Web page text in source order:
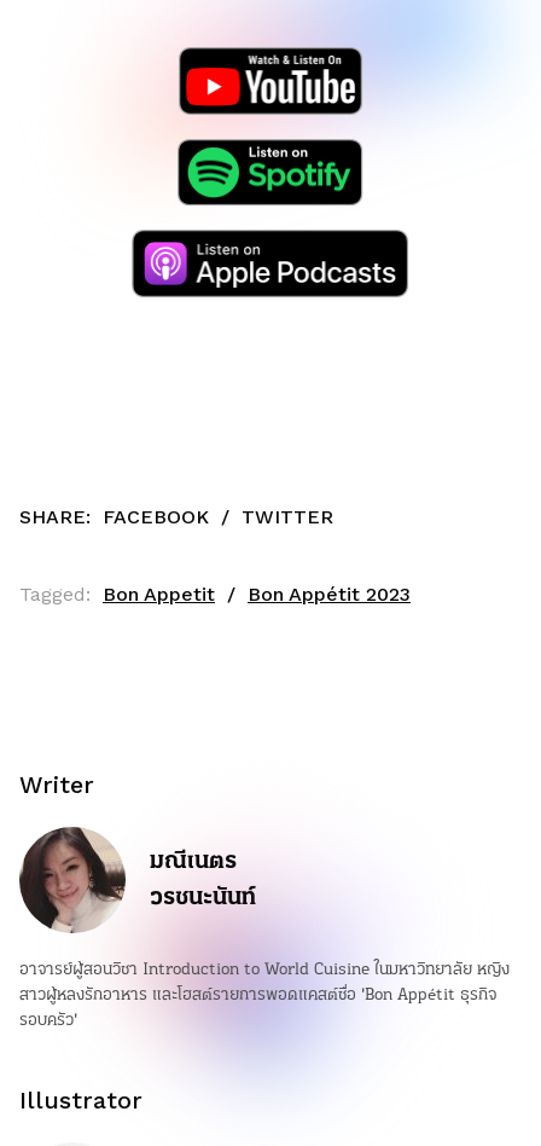
SHARE: FACEBOOK / TWITTER
Tagged: Bon Appetit Bon Appétit 2023
Writer
มณีเนตร
วรชนะนันท์
อาจารย์ผู้สอนวิชา Introduction to World Cuisine ในมหาวิทยาลัย หญิง
สาวผู้หลงรักอาหาร และโฮสต์รายการพอดแคสต์ชื่อ 'Bon Appétit ธุรกิจ
รอบครัว'
Illustrator